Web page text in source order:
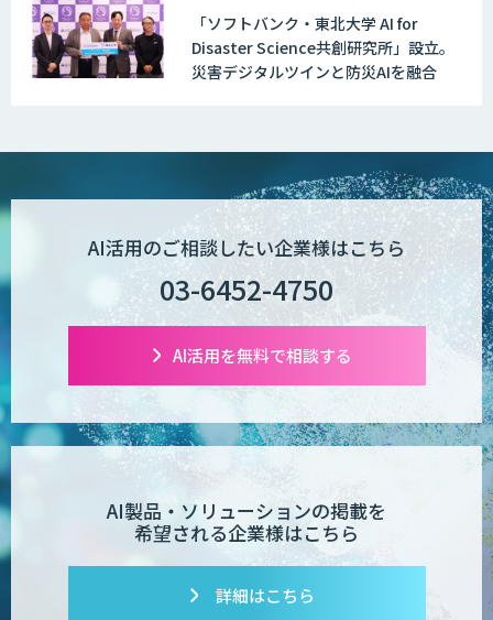
「ソフトバンク・東北大学 AI for
Disaster Science共創研究所」設立。
災害デジタルツインと防災AIを融合
AI活用のご相談したい企業様はこちら
03-6452-4750
AI活用を無料で相談する
AI製品・ソリューションの掲載を
希望される企業様はこちら
詳細はこちら